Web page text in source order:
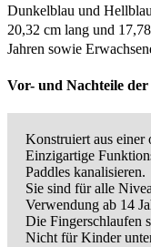
Dunkelblau und
20,32 cm lang und
Jahren sowie
Vor- und Nachteile
Konstruiert aus einer
Einzigartige
Paddles kanalisieren.
Sie sind für alle
Verwendung ab 14
Die Fingerschlaufen
Nicht für Kinder